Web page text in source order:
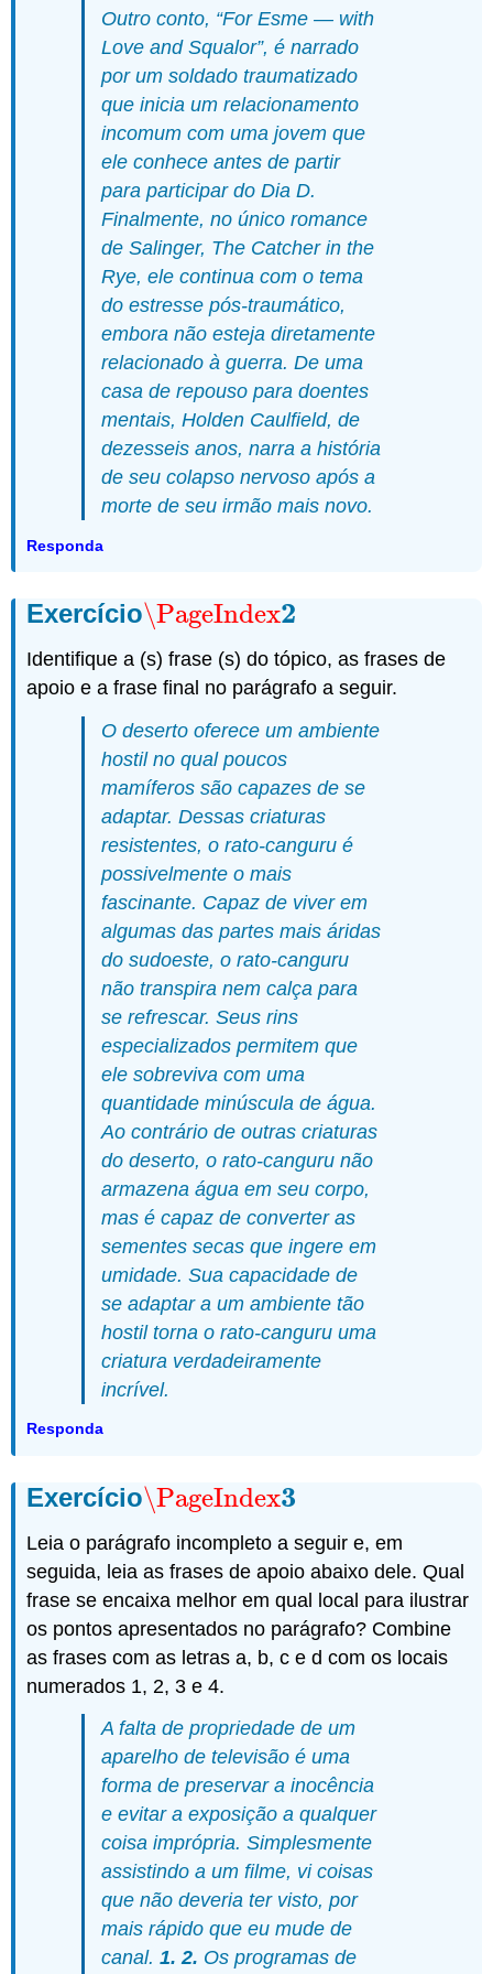
Outro conto, “For Esme — with
Love and Squalor”, é narrado
por um soldado traumatizado
que inicia um relacionamento
incomum com uma jovem que
ele conhece antes de partir
para participar do Dia D.
Finalmente, no único romance
de Salinger, The Catcher in the
Rye, ele continua com o tema
do estresse pós-traumático,
embora não esteja diretamente
relacionado à guerra. De uma
casa de repouso para doentes
mentais, Holden Caulfield, de
dezesseis anos, narra a história
de seu colapso nervoso após a
morte de seu irmão mais novo.
Responda
Exercício\PageIndex2
\PageIndex2
Identifique a (s) frase (s) do tópico, as frases de
apoio e a frase final no parágrafo a seguir.
O deserto oferece um ambiente
hostil no qual poucos
mamíferos são capazes de se
adaptar. Dessas criaturas
resistentes, o rato-canguru é
possivelmente o mais
fascinante. Capaz de viver em
algumas das partes mais áridas
do sudoeste, o rato-canguru
não transpira nem calça para
se refrescar. Seus rins
especializados permitem que
ele sobreviva com uma
quantidade minúscula de água.
Ao contrário de outras criaturas
do deserto, o rato-canguru não
armazena água em seu corpo,
mas é capaz de converter as
sementes secas que ingere em
umidade. Sua capacidade de
se adaptar a um ambiente tão
hostil torna o rato-canguru uma
criatura verdadeiramente
incrível.
Responda
Exercício\PageIndex3
\PageIndex3
Leia o parágrafo incompleto a seguir e, em
seguida, leia as frases de apoio abaixo dele. Qual
frase se encaixa melhor em qual local para ilustrar
os pontos apresentados no parágrafo? Combine
as frases com as letras a, b, c e d com os locais
numerados 1, 2, 3 e 4.
A falta de propriedade de um
aparelho de televisão é uma
forma de preservar a inocência
e evitar a exposição a qualquer
coisa imprópria. Simplesmente
assistindo a um filme, vi coisas
que não deveria ter visto, por
mais rápido que eu mude de
canal.1. 2. Os programas de